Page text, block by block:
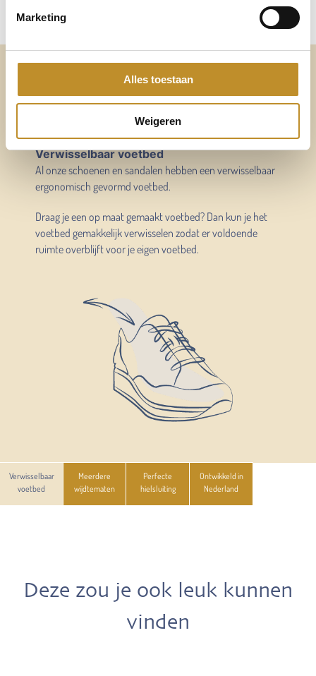
Marketing
Alles toestaan
Weigeren
Altijd voldoende ruimte
voor mijn eigen voetbed
Verwisselbaar voetbed
Al onze schoenen en sandalen hebben een verwisselbaar
ergonomisch gevormd voetbed.
Draag je een op maat gemaakt voetbed? Dan kun je het
voetbed gemakkelijk verwisselen zodat er voldoende
ruimte overblijft voor je eigen voetbed.
Verwisselbaar
voetbed
Meerdere
wijdtematen
Perfecte
hielsluiting
Ontwikkeld in
Nederland
Deze zou je ook leuk kunnen
vinden